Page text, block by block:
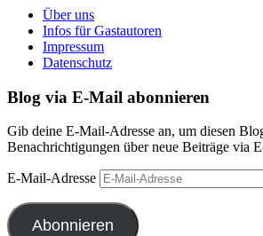
Über uns
Infos für Gastautoren
Impressum
Datenschutz
Blog via E-Mail abonnieren
Gib deine E-Mail-Adresse an, um diesen
Benachrichtigungen über neue Beiträge via
E-Mail-Adresse
Abonnieren